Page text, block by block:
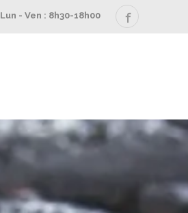
Lun - Ven : 8h30-18h00